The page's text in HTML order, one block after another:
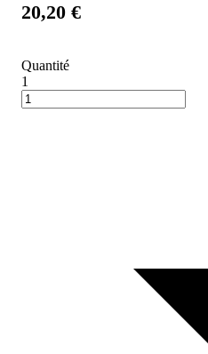
20,20 €
Quantité
1